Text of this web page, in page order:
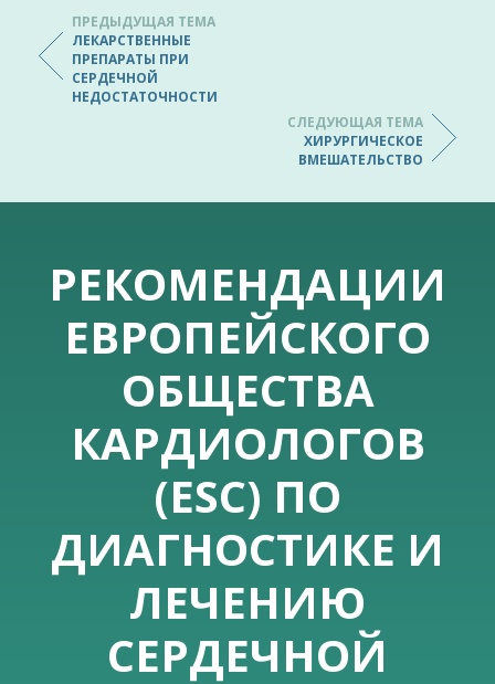
ПРЕДЫДУЩАЯ ТЕМА
ЛЕКАРСТВЕННЫЕ
ПРЕПАРАТЫ ПРИ
СЕРДЕЧНОЙ
НЕДОСТАТОЧНОСТИ
СЛЕДУЮЩАЯ ТЕМА
ХИРУРГИЧЕСКОЕ
ВМЕШАТЕЛЬСТВО
РЕКОМЕНДАЦИИ
ЕВРОПЕЙСКОГО
ОБЩЕСТВА
КАРДИОЛОГОВ
(ESC) ПО
ДИАГНОСТИКЕ И
ЛЕЧЕНИЮ
СЕРДЕЧНОЙ